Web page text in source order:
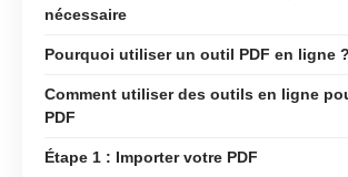
nécessaire
Pourquoi utiliser un outil PDF en ligne ?
Comment utiliser des outils en ligne
PDF
Étape 1 : Importer votre PDF